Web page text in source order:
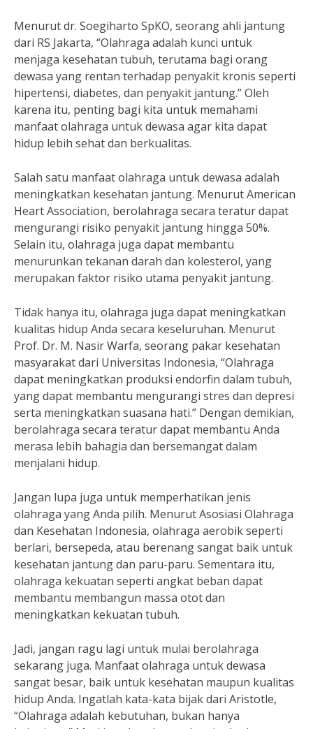
Menurut dr. Soegiharto SpKO, seorang ahli jantung
dari RS Jakarta, “Olahraga adalah kunci untuk
menjaga kesehatan tubuh, terutama bagi orang
dewasa yang rentan terhadap penyakit kronis seperti
hipertensi, diabetes, dan penyakit jantung.” Oleh
karena itu, penting bagi kita untuk memahami
manfaat olahraga untuk dewasa agar kita dapat
hidup lebih sehat dan berkualitas.
Salah satu manfaat olahraga untuk dewasa adalah
meningkatkan kesehatan jantung. Menurut American
Heart Association, berolahraga secara teratur dapat
mengurangi risiko penyakit jantung hingga 50%.
Selain itu, olahraga juga dapat membantu
menurunkan tekanan darah dan kolesterol, yang
merupakan faktor risiko utama penyakit jantung.
Tidak hanya itu, olahraga juga dapat meningkatkan
kualitas hidup Anda secara keseluruhan. Menurut
Prof. Dr. M. Nasir Warfa, seorang pakar kesehatan
masyarakat dari Universitas Indonesia, “Olahraga
dapat meningkatkan produksi endorfin dalam tubuh,
yang dapat membantu mengurangi stres dan depresi
serta meningkatkan suasana hati.” Dengan demikian,
berolahraga secara teratur dapat membantu Anda
merasa lebih bahagia dan bersemangat dalam
menjalani hidup.
Jangan lupa juga untuk memperhatikan jenis
olahraga yang Anda pilih. Menurut Asosiasi Olahraga
dan Kesehatan Indonesia, olahraga aerobik seperti
berlari, bersepeda, atau berenang sangat baik untuk
kesehatan jantung dan paru-paru. Sementara itu,
olahraga kekuatan seperti angkat beban dapat
membantu membangun massa otot dan
meningkatkan kekuatan tubuh.
Jadi, jangan ragu lagi untuk mulai berolahraga
sekarang juga. Manfaat olahraga untuk dewasa
sangat besar, baik untuk kesehatan maupun kualitas
hidup Anda. Ingatlah kata-kata bijak dari Aristotle,
“Olahraga adalah kebutuhan, bukan hanya